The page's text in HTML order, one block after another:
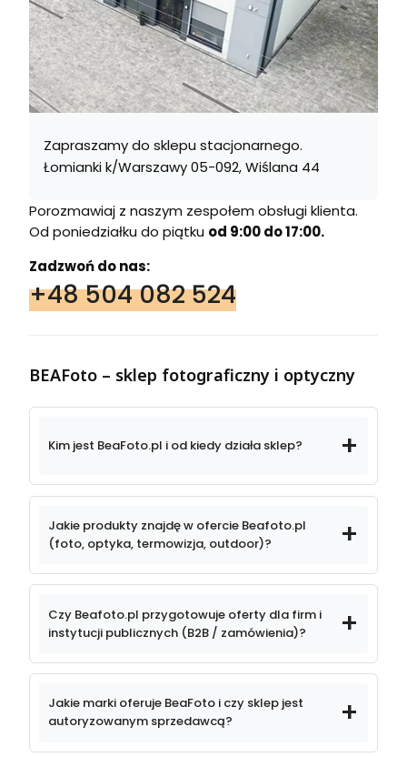
Zapraszamy do sklepu stacjonarnego.
Łomianki k/Warszawy 05-092, Wiślana 44
Porozmawiaj z naszym zespołem obsługi klienta.
Od poniedziałku do piątku od 9:00 do 17:00.
Zadzwoń do nas:
+48 504 082 524
BEAFoto – sklep fotograficzny i optyczny
Kim jest BeaFoto.pl i od kiedy działa sklep?
Jakie produkty znajdę w ofercie Beafoto.pl
(foto, optyka, termowizja, outdoor)?
sprzęt fotograficzny
fotograficzne
Czy Beafoto.pl przygotowuje oferty dla firm i
instytucji publicznych (B2B / zamówienia)?
kompleksowe
oferty dla firm
instytucji publicznych
Jakie marki oferuje BeaFoto i czy sklep jest
autoryzowanym sprzedawcą?